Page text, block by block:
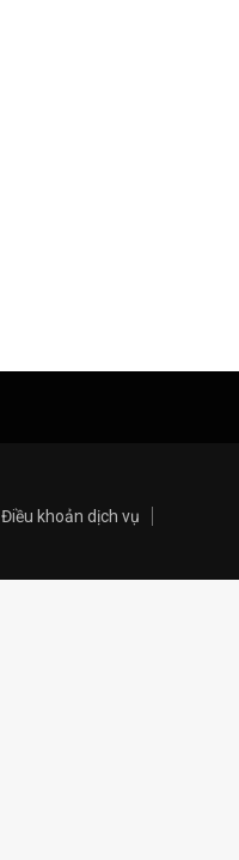
Điều khoản dịch vụ